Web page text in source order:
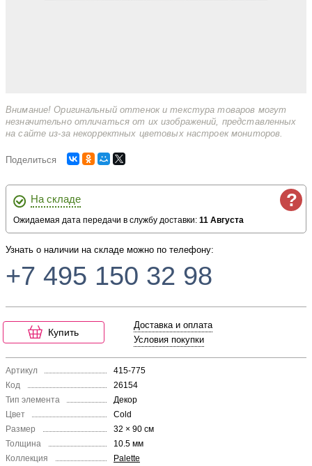
Внимание! Оригинальный оттенок и текстура товаров могут
незначительно отличаться от их изображений, представленных
на сайте из-за некорректных цветовых настроек мониторов.
Поделиться
?
На складе
Ожидаемая дата передачи в службу доставки: 11 Августа
Узнать о наличии на складе можно по телефону:
+7 495 150 32 98
Купить
Доставка и оплата
Условия покупки
Артикул
415-775
Код
26154
Тип элемента
Декор
Цвет
Cold
Размер
32 × 90 см
Толщина
10.5 мм
Коллекция
Palette